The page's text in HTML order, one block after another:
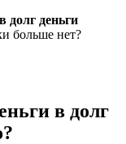
долг деньги
больше нет?
в долг